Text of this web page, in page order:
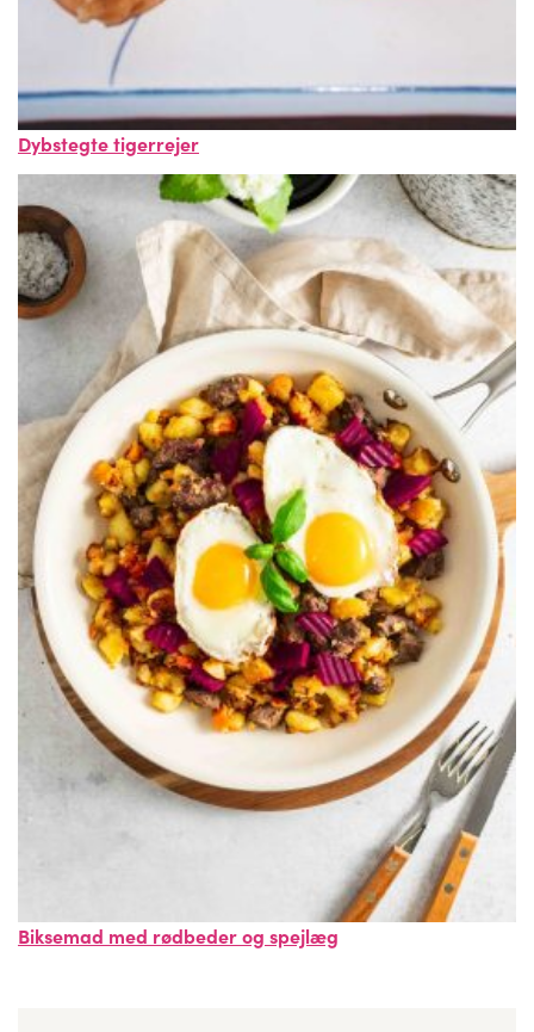
Dybstegte tigerrejer
Biksemad med rødbeder og spejlæg